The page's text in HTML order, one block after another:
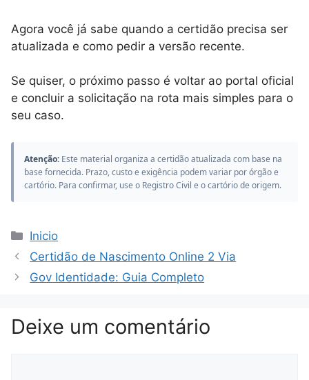
Agora você já sabe quando a certidão precisa ser
atualizada e como pedir a versão recente.
Se quiser, o próximo passo é voltar ao portal oficial
e concluir a solicitação na rota mais simples para o
seu caso.
Atenção: Este material organiza a certidão atualizada com base na
base fornecida. Prazo, custo e exigência podem variar por órgão e
cartório. Para confirmar, use o Registro Civil e o cartório de origem.
Categorias
Inicio
Certidão de Nascimento Online 2 Via
Gov Identidade: Guia Completo
Deixe um comentário